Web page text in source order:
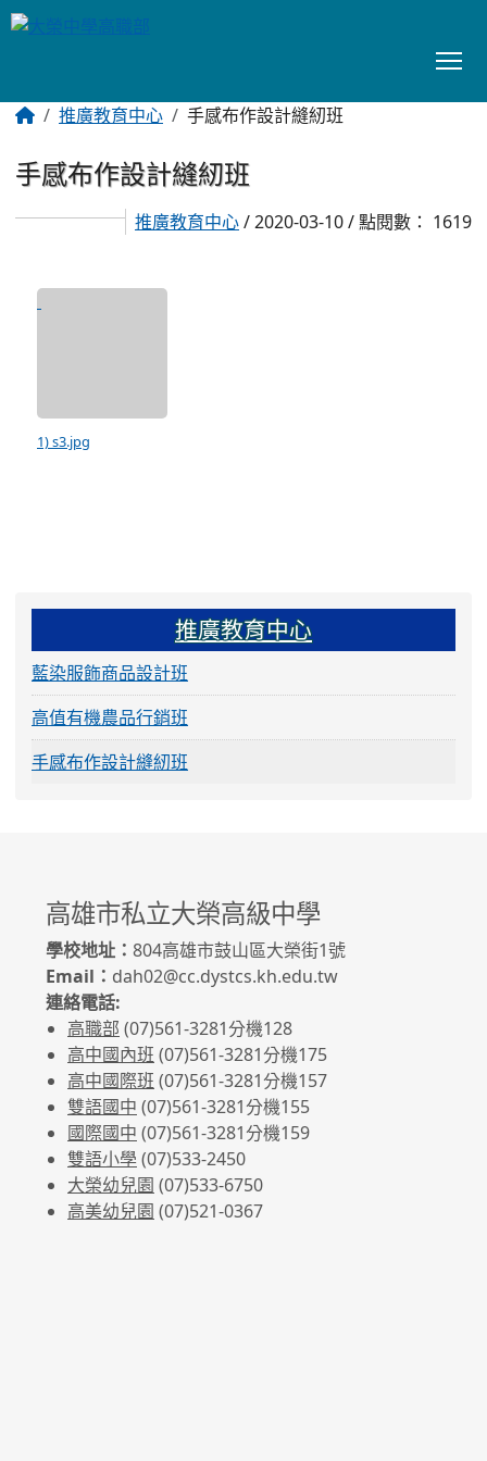
::: 推廣教育中心 手感布作設計縫紉班
手感布作設計縫紉班
推廣教育中心/ 2020-03-10 / 點閱數： 1619
1) s3.jpg
推廣教育中心
藍染服飾商品設計班
高值有機農品行銷班
手感布作設計縫紉班
高雄市私立大榮高級中學
學校地址： 804高雄市鼓山區大榮街1號
Email： dah02@cc.dystcs.kh.edu.tw
連絡電話:
高職部 (07)561-3281分機128
高中國內班 (07)561-3281分機175
高中國際班 (07)561-3281分機157
雙語國中 (07)561-3281分機155
國際國中 (07)561-3281分機159
雙語小學(07)533-2450
大榮幼兒園 (07)533-6750
高美幼兒園 (07)521-0367